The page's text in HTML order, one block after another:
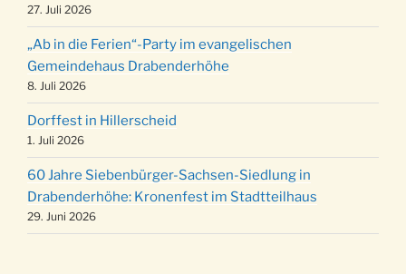
24.12.
Weihnachtsgottesdienst in der Kirche um
15:00 Uhr
24.12.
Weihnachtsgottesdienst in der Kirche um
18:00 Uhr
24.12.
Christmette mit der ev. Jugend in der Kirche
um 23:00 Uhr
31.12.
Gottesdienst zu Silvester in der Kirche um
18:00 Uhr
27. Juli 2026
„Ab in die Ferien“-Party im evangelischen
Gemeindehaus Drabenderhöhe
8. Juli 2026
Dorffest in Hillerscheid
1. Juli 2026
60 Jahre Siebenbürger-Sachsen-Siedlung in
Drabenderhöhe: Kronenfest im Stadtteilhaus
29. Juni 2026